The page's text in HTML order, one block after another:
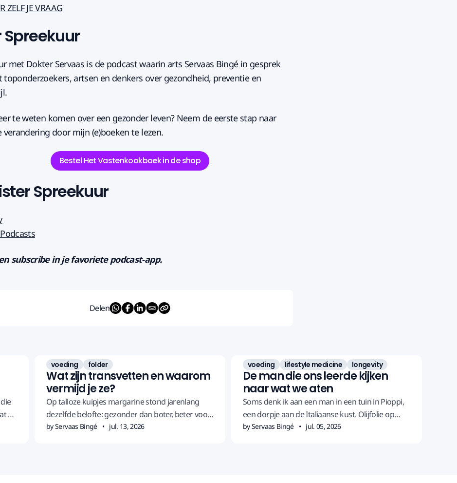
ZELF JE VRAAG
Spreekuur
met Dokter Servaas is de podcast waarin arts Servaas Bingé in gesprek
toponderzoekers, artsen en denkers over gezondheid, preventie en
te weten komen over een gezonder leven? Neem de eerste stap naar
verandering door mijn (e)boeken te lezen.
Bestel Het Vastenkookboek in de shop
Spreekuur
subscribe in je favoriete podcast-app.
Delen
er
voeding folder
Wat zijn transvetten en waarom
vermijd je ze?
Op talloze kuipjes margarine stond jarenlang
dezelfde belofte: gezonder dan boter, beter voor
je hart. Het omgekeerde bleek waar.
by Servaas Bingé jul. 13, 2026
voeding lifestyle medicine longevity
De man die ons leerde kijken
naar wat we aten
Soms denk ik aan een man in een tuin in Pioppi,
een dorpje aan de Italiaanse kust. Olijfolie op
tafel, wat vis, brood, een glas wijn. Hij wordt bijna
by Servaas Bingé jul. 05, 2026